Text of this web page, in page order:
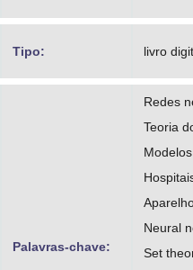
Tipo: livro
Palavras-chave:
Redes
Teoria
Neural
Set